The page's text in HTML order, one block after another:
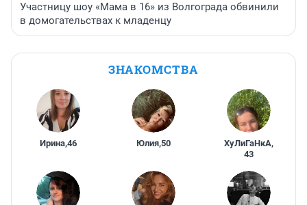
Участницу шоу «Мама в 16» из Волгограда обвинили
в домогательствах к младенцу
ЗНАКОМСТВА
Ирина,46 Юлия,50 ХуЛиГаНкА,
43